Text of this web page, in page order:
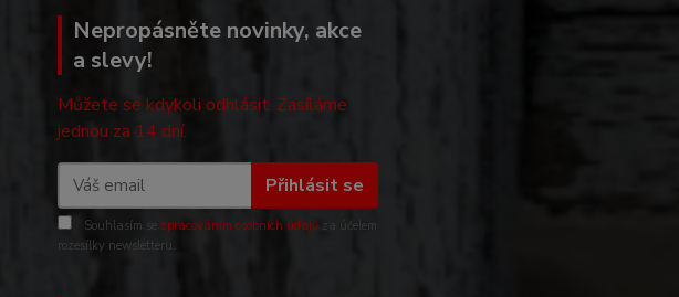
Nepropásněte novinky, akce
a slevy!
Můžete se kdykoli odhlásit. Zasíláme
jednou za 14 dní.
Přihlásit se
Souhlasím se zpracováním osobních údajů za účelem
rozesílky newsletteru.